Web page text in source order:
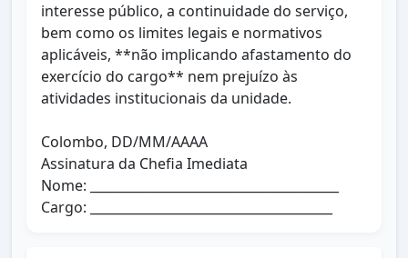
interesse público, a continuidade do serviço,
bem como os limites legais e normativos
aplicáveis, **não implicando afastamento do
exercício do cargo** nem prejuízo às
atividades institucionais da unidade.
Colombo, DD/MM/AAAA
Assinatura da Chefia Imediata
Nome: _______________________________________
Cargo: ______________________________________